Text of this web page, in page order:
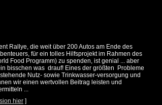
Rallye, die weit über 200 Autos am Ende des
für ein tolles Hilfsprojekt im Rahmen des
Food Programm) zu spenden, ist genial ... aber
bisschen was drauf! Eines der größten Probleme
Nutz- sowie Trinkwasser-versorgung und
wir einen wertvollen Beitrag leisten und
...
hier ]